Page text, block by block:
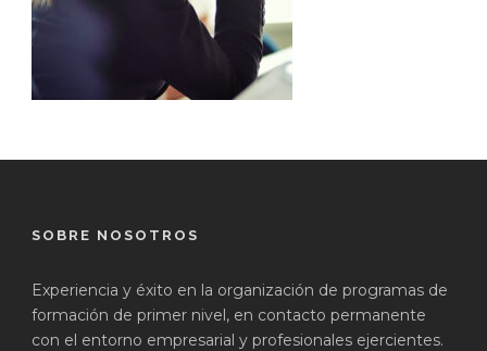
SOBRE NOSOTROS
Experiencia y éxito en la organización de programas de
formación de primer nivel, en contacto permanente
con el entorno empresarial y profesionales ejercientes.